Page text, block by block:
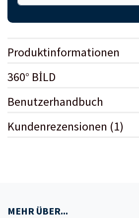
Produktinformationen
360° BİLD
Benutzerhandbuch
Kundenrezensionen (1)
MEHR ÜBER...